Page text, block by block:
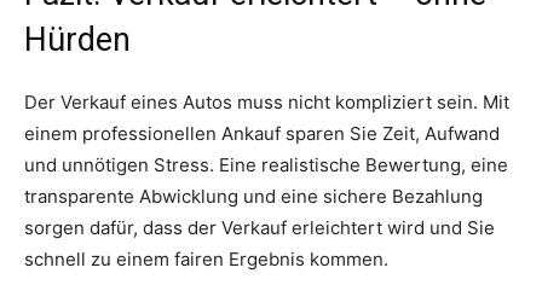
Hürden
Der Verkauf eines Autos muss nicht kompliziert sein. Mit
einem professionellen Ankauf sparen Sie Zeit, Aufwand
und unnötigen Stress. Eine realistische Bewertung, eine
transparente Abwicklung und eine sichere Bezahlung
sorgen dafür, dass der Verkauf erleichtert wird und Sie
schnell zu einem fairen Ergebnis kommen.